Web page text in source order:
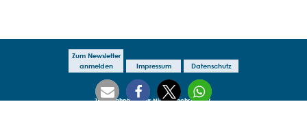
ZfN - Zahnärzte für Niedersachsen e.V.
Zum Newsletter
anmelden
Impressum Datenschutz